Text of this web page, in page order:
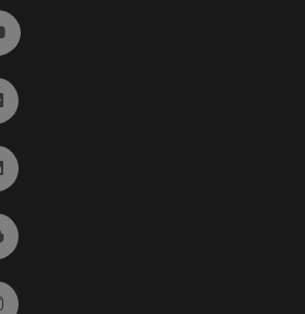
Ir a YouTube (abre en ventana nueva)
Ir a Flickr (abre en ventana nueva)
Ir a Linkedin (abre en ventana nueva)
Ir al Blog (abre en ventana nueva)
Ir a Instagram (abre en ventana nueva)